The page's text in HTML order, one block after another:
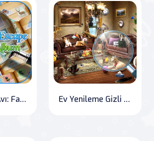
Efsane Pul Avı: Fauna Albümü 2 Ev Yenileme Gizli Nesne